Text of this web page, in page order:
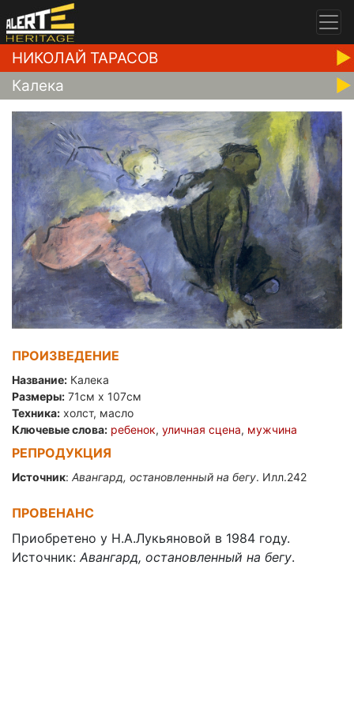
НИКОЛАЙ ТАРАСОВ
Калека
ПРОИЗВЕДЕНИЕ
Название: Калека
Размеры: 71см x 107см
Техника: холст, масло
Ключевые слова: ребенок, уличная сцена, мужчина
РЕПРОДУКЦИЯ
Источник: Авангард, остановленный на бегу. Илл.242
ПРОВЕНАНС
Приобретено у Н.А.Лукьяновой в 1984 году.
Источник: Авангард, остановленный на бегу.